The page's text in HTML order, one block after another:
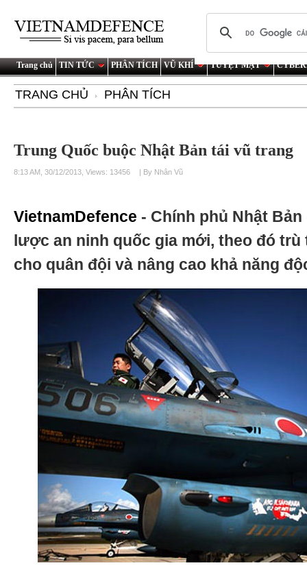
Trang chủ TIN TỨC PHÂN TÍCH VŨ KHÍ TUYỆT MẬT
TRANG CHỦ PHÂN TÍCH
Trung Quốc buộc Nhật Bản tái vũ trang
8:13 AM, 30/12/2013, Views: 13456 | By Nhân Vũ
VietnamDefence - Chính phủ Nhật
lược an ninh quốc gia mới, theo đó trù
cho quân đội và nâng cao khả năng